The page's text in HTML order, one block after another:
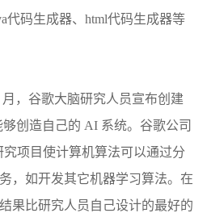
代码生成器、html代码生成器等
，谷歌大脑研究人员宣布创建
创造自己的 AI 系统。谷歌公司
项目使计算机算法可以通过分
，如开发其它机器学习算法。在
果比研究人员自己设计的最好的